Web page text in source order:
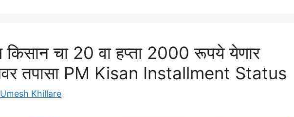
किसान चा 20 वा हप्ता 2000 रूपये येणार
तपासा PM Kisan Installment Status
Umesh Khillare